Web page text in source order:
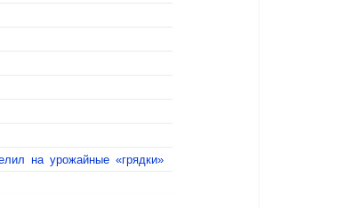
на урожайные «грядки»